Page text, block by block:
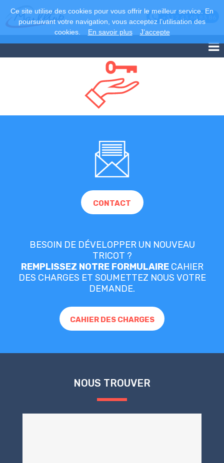
+33 2 43 68 83 86
CONTACT
BESOIN DE DÉVELOPPER UN NOUVEAU
TRICOT ?
REMPLISSEZ NOTRE FORMULAIRECAHIER
DES CHARGES ET SOUMETTEZ NOUS VOTRE
DEMANDE.
CAHIER DES CHARGES
NOUS TROUVER
Ce site utilise des cookies pour vous offrir le meilleur service. En
poursuivant votre navigation, vous acceptez l’utilisation des
cookies.
En savoir plus J’accepte